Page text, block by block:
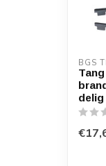
BGS
delig